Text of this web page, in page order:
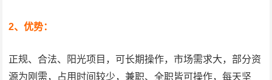
2、优势：
正规、合法、阳光项目，可长期操作，市场需求大，部分资
源为刚需，占用时间较少，兼职、全职皆可操作，每天坚